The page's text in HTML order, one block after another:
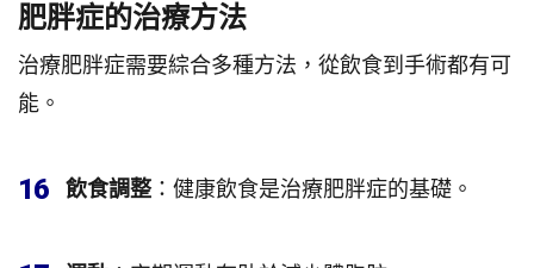
肥胖症的治療方法
治療肥胖症需要綜合多種方法，從飲食到手術都有可
能。
16 飲食調整：健康飲食是治療肥胖症的基礎。